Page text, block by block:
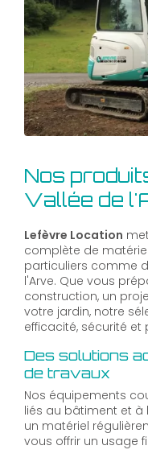
Nos
Vallée de
Lefèvre Location
complète de
particuliers comme
l'Arve. Que vous
construction, un
votre jardin, notre
efficacité, sécurité et
Des solutions
de travaux
Nos équipements
liés au bâtiment et à
un matériel
vous offrir un usage